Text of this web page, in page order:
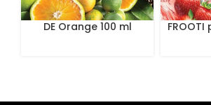
DE Orange 100 ml